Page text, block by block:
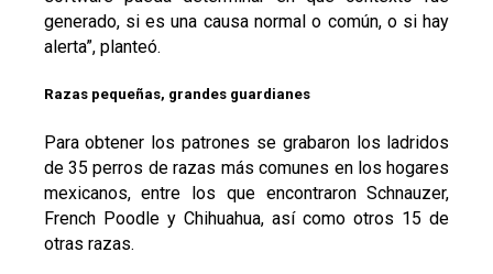
generado, si es una causa normal o común, o si hay
alerta”, planteó.
Razas pequeñas, grandes guardianes
Para obtener los patrones se grabaron los ladridos
de 35 perros de razas más comunes en los hogares
mexicanos, entre los que encontraron Schnauzer,
French Poodle y Chihuahua, así como otros 15 de
otras razas.